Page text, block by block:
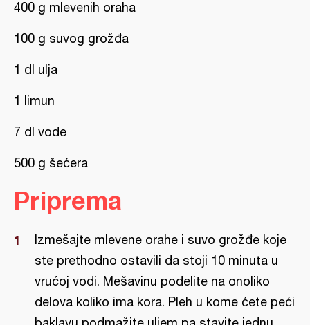
400 g mlevenih oraha
100 g suvog grožđa
1 dl ulja
1 limun
7 dl vode
500 g šećera
Priprema
Izmešajte mlevene orahe i suvo grožđe koje
ste prethodno ostavili da stoji 10 minuta u
vrućoj vodi. Mešavinu podelite na onoliko
delova koliko ima kora. Pleh u kome ćete peći